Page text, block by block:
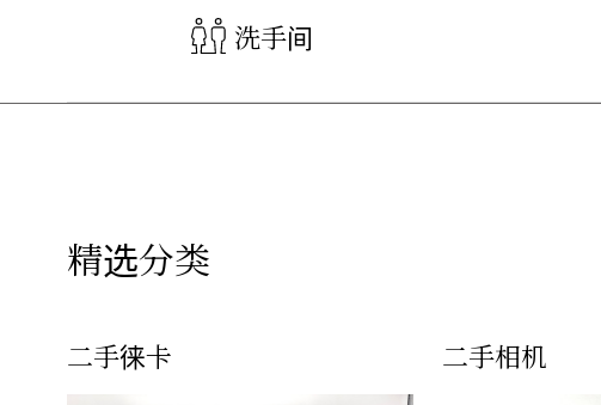
洗手间
精选分类
二手徕卡 二手相机